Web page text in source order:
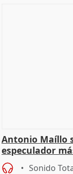
Antonio Maíllo
especulador
Becerril
Sonido